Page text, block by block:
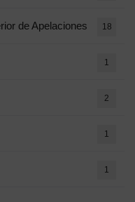
de Apelaciones 18
1
2
1
1